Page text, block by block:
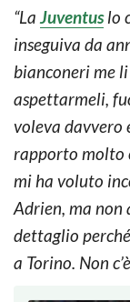
“La Juventuslo
inseguiva da
bianconeri me
aspettarmeli,
voleva davvero
rapporto molto
mi ha voluto
Adrien, ma
dettaglio
a Torino. Non